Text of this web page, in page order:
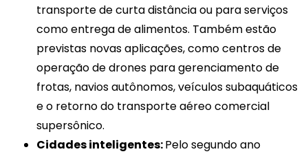
transporte de curta distância ou para serviços
como entrega de alimentos. Também estão
previstas novas aplicações, como centros de
operação de drones para gerenciamento de
frotas, navios autônomos, veículos subaquáticos
e o retorno do transporte aéreo comercial
supersônico.
Cidades inteligentes:Pelo segundo ano